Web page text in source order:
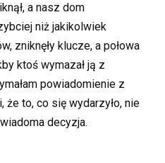
a nasz dom
niż jakikolwiek
zniknęły klucze, a połowa
ktoś wymazał ją z
powiadomienie z
że to, co się wydarzyło, nie
decyzja.